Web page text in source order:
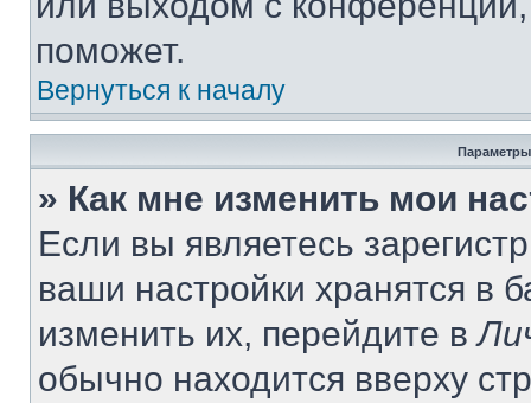
поможет.
Вернуться к началу
Параметры
» Как мне изменить мои
Если вы являетесь
ваши настройки хранятся в
изменить их, перейдите в
обычно находится вверху